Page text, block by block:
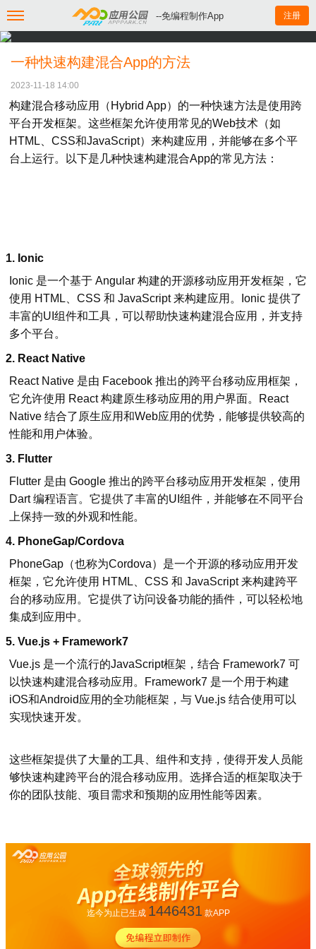
--免编程制作App 注册
一种快速构建混合App的方法
2023-11-18 14:00
构建混合移动应用（Hybrid App）的一种快速方法是使用跨
平台开发框架。这些框架允许使用常见的Web技术（如
HTML、CSS和JavaScript）来构建应用，并能够在多个平
台上运行。以下是几种快速构建混合App的常见方法：
1. Ionic
Ionic 是一个基于 Angular 构建的开源移动应用开发框架，它
使用 HTML、CSS 和 JavaScript 来构建应用。Ionic 提供了
丰富的UI组件和工具，可以帮助快速构建混合应用，并支持
多个平台。
2. React Native
React Native 是由 Facebook 推出的跨平台移动应用框架，
它允许使用 React 构建原生移动应用的用户界面。React
Native 结合了原生应用和Web应用的优势，能够提供较高的
性能和用户体验。
3. Flutter
Flutter 是由 Google 推出的跨平台移动应用开发框架，使用
Dart 编程语言。它提供了丰富的UI组件，并能够在不同平台
上保持一致的外观和性能。
4. PhoneGap/Cordova
PhoneGap（也称为Cordova）是一个开源的移动应用开发
框架，它允许使用 HTML、CSS 和 JavaScript 来构建跨平
台的移动应用。它提供了访问设备功能的插件，可以轻松地
集成到应用中。
5. Vue.js + Framework7
Vue.js 是一个流行的JavaScript框架，结合 Framework7 可
以快速构建混合移动应用。Framework7 是一个用于构建
iOS和Android应用的全功能框架，与 Vue.js 结合使用可以
实现快速开发。
这些框架提供了大量的工具、组件和支持，使得开发人员能
够快速构建跨平台的混合移动应用。选择合适的框架取决于
你的团队技能、项目需求和预期的应用性能等因素。
迄今为止已生成 1446431款APP